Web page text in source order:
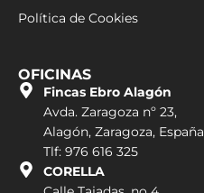
Política de Cookies
OFICINAS
Fincas Ebro Alagón
Avda. Zaragoza nº 23,
Alagón, Zaragoza, España
Tlf: 976 616 325
CORELLA